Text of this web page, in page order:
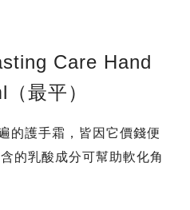
Care Hand
最平）
的護手霜，皆因它價錢便
的乳酸成分可幫助軟化角